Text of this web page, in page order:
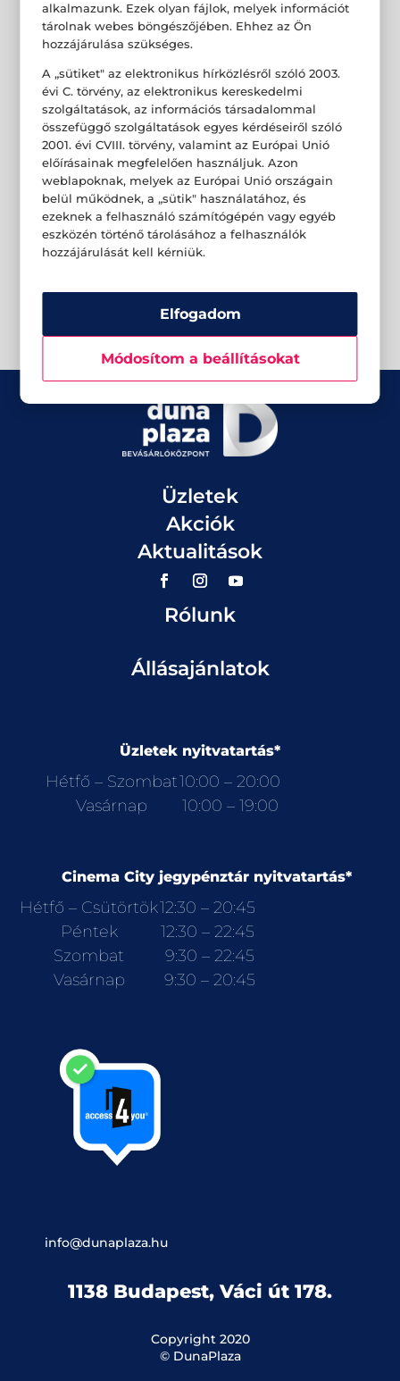
Üzletek
Akciók
Aktualitások
Rólunk
Állásajánlatok
Üzletek nyitvatartás*
Hétfő – Szombat10:00 – 20:00
Vasárnap
10:00 – 19:00
Cinema City jegypénztár nyitvatartás*
Hétfő – Csütörtök12:30 – 20:45
Péntek
12:30 – 22:45
Szombat
9:30 – 22:45
Vasárnap
9:30 – 20:45
info@dunaplaza.hu
1138 Budapest, Váci út 178.
Copyright 2020
© DunaPlaza
alkalmazunk. Ezek olyan fájlok, melyek információt
tárolnak webes böngészőjében. Ehhez az Ön
hozzájárulása szükséges.
A „sütiket" az elektronikus hírközlésről szóló 2003.
évi C. törvény, az elektronikus kereskedelmi
szolgáltatások, az információs társadalommal
összefüggő szolgáltatások egyes kérdéseiről szóló
2001. évi CVIII. törvény, valamint az Európai Unió
előírásainak megfelelően használjuk. Azon
weblapoknak, melyek az Európai Unió országain
belül működnek, a „sütik" használatához, és
ezeknek a felhasználó számítógépén vagy egyéb
eszközén történő tárolásához a felhasználók
hozzájárulását kell kérniük.
Elfogadom
Módosítom a beállításokat